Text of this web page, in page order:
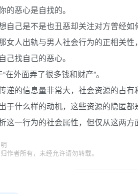
的恶心是自找的。
自己是不是也丑恶却关注对方曾经如
女人出轨与男人社会行为的正相关
己找自己的恶心。
在外面弄了很多钱和财产”。
递的信息量非常大，社会资源的占有
于什么样的动机，这些资源的隐匿
这一行为的社会属性，但仅从这两
作者所有，未经允许请勿转载。